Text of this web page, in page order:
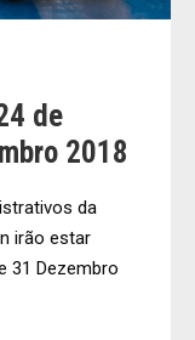
de
2018
da
irão estar
31 Dezembro